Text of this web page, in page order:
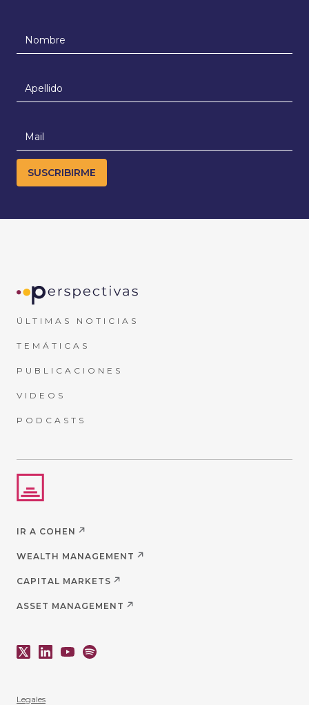
ÚLTIMAS NOTICIAS
TEMÁTICAS
PUBLICACIONES
VIDEOS
PODCASTS
IR A COHEN
WEALTH MANAGEMENT
CAPITAL MARKETS
ASSET MANAGEMENT
Legales